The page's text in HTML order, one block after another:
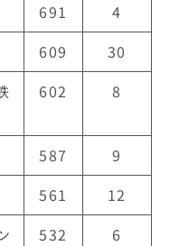
691
4
609
30
602 8
587
9
561
12
532 6